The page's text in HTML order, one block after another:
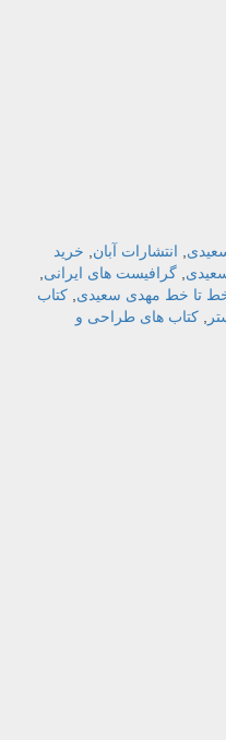
انتشارات آبان
خرید
گرافیست های ایرانی
تا خط مهدی سعیدی کتاب
کتاب های طراحی و